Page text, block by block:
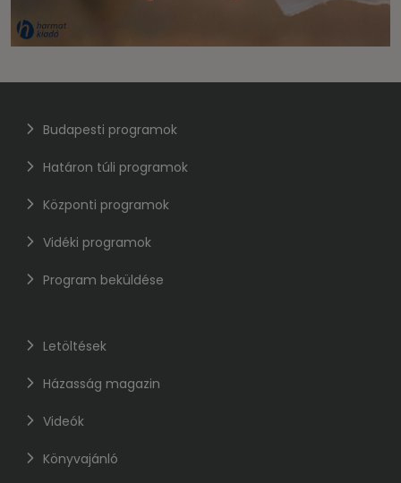
Budapesti programok
Határon túli programok
Központi programok
Vidéki programok
Program beküldése
Letöltések
Házasság magazin
Videók
Könyvajánló